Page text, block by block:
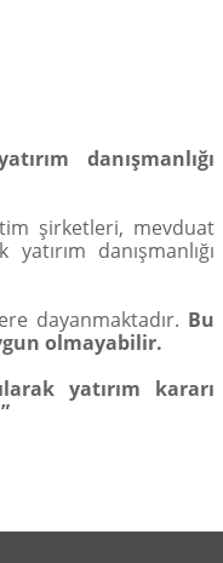
danışmanlığı
şirketleri, mevduat
danışmanlığı
dayanmaktadır. Bu
olmayabilir.
yatırım kararı